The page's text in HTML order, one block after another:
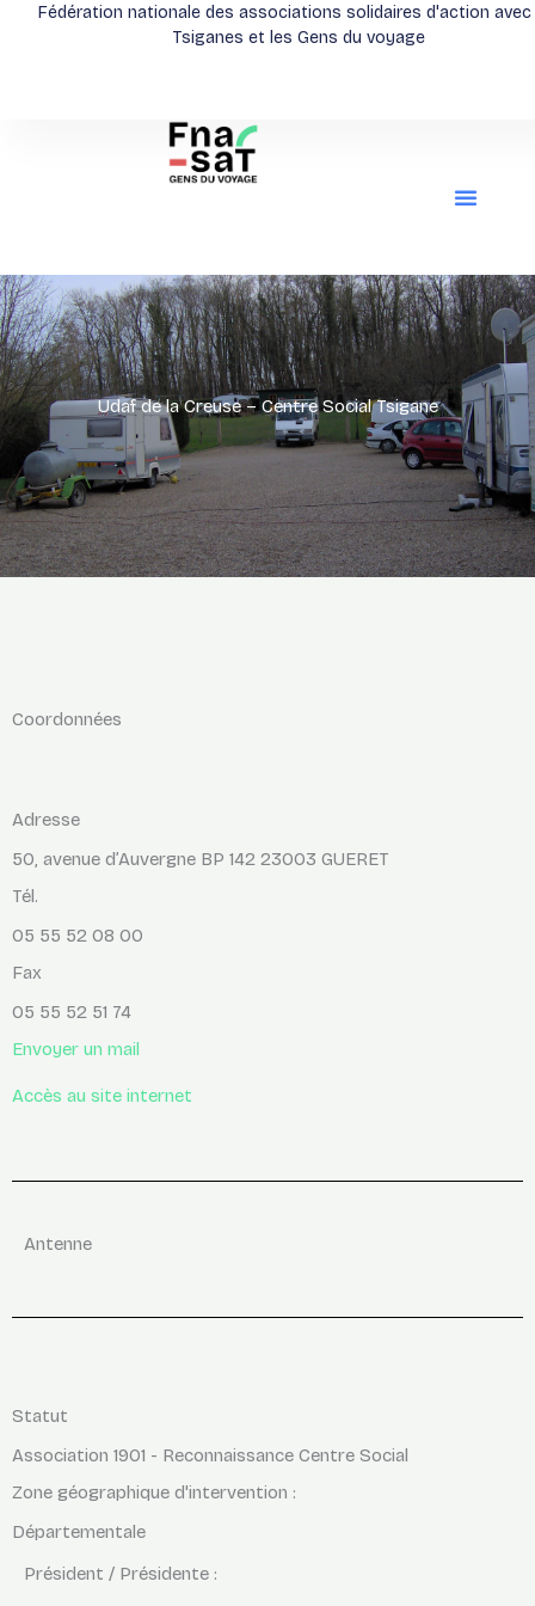
Fédération nationale des associations solidaires d'action avec
Tsiganes et les Gens du voyage
Udaf de la Creuse – Centre Social Tsigane
Coordonnées
Adresse
50, avenue d’Auvergne BP 142 23003 GUERET
Tél.
05 55 52 08 00
Fax
05 55 52 51 74
Envoyer un mail
Accès au site internet
Antenne
Statut
Association 1901 - Reconnaissance Centre Social
Zone géographique d'intervention :
Départementale
Président / Présidente :